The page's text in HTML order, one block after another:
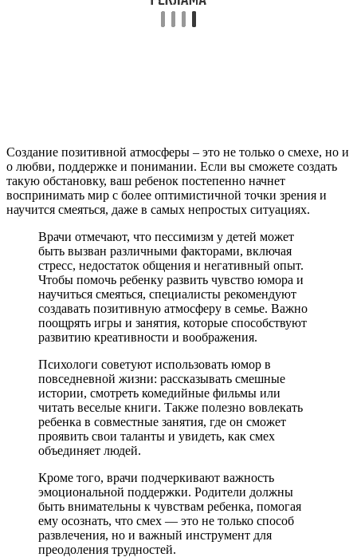
Создание позитивной атмосферы – это не только о смехе, но и
о любви, поддержке и понимании. Если вы сможете создать
такую обстановку, ваш ребенок постепенно начнет
воспринимать мир с более оптимистичной точки зрения и
научится смеяться, даже в самых непростых ситуациях.
Врачи отмечают, что пессимизм у детей может
быть вызван различными факторами, включая
стресс, недостаток общения и негативный опыт.
Чтобы помочь ребенку развить чувство юмора и
научиться смеяться, специалисты рекомендуют
создавать позитивную атмосферу в семье. Важно
поощрять игры и занятия, которые способствуют
развитию креативности и воображения.
Психологи советуют использовать юмор в
повседневной жизни: рассказывать смешные
истории, смотреть комедийные фильмы или
читать веселые книги. Также полезно вовлекать
ребенка в совместные занятия, где он сможет
проявить свои таланты и увидеть, как смех
объединяет людей.
Кроме того, врачи подчеркивают важность
эмоциональной поддержки. Родители должны
быть внимательны к чувствам ребенка, помогая
ему осознать, что смех — это не только способ
развлечения, но и важный инструмент для
преодоления трудностей.